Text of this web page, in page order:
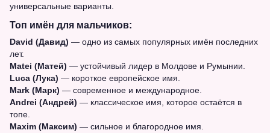
универсальные варианты.
Топ имён для мальчиков:
David (Давид) — одно из самых популярных имён последних
лет.
Matei (Матей) — устойчивый лидер в Молдове и Румынии.
Luca (Лука) — короткое европейское имя.
Mark (Марк) — современное и международное.
Andrei (Андрей) — классическое имя, которое остаётся в
топе.
Maxim (Максим) — сильное и благородное имя.